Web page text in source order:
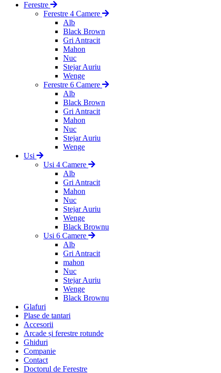
Ferestre
Ferestre 4 Camere
Alb
Black Brown
Gri Antracit
Mahon
Nuc
Stejar Auriu
Wenge
Ferestre 6 Camere
Alb
Black Brown
Gri Antracit
Mahon
Nuc
Stejar Auriu
Wenge
Usi
Usi 4 Camere
Alb
Gri Antracit
Mahon
Nuc
Stejar Auriu
Wenge
Black Brownu
Usi 6 Camere
Alb
Gri Antracit
mahon
Nuc
Stejar Auriu
Wenge
Black Brownu
Glafuri
Plase de tantari
Accesorii
Arcade și ferestre rotunde
Ghiduri
Companie
Contact
Doctorul de Ferestre